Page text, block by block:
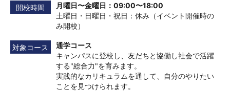
開校時間
月曜日〜金曜日：09:00〜18:00
土曜日・日曜日・祝日：休み（イベント開催時の
み開校）
対象コース
通学コース
キャンパスに登校し、友だちと協働し社会で活躍
する"総合力"を育みます。
実践的なカリキュラムを通して、自分のやりたい
ことを見つけられます。